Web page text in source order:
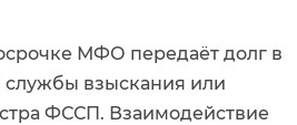
МФО передаёт долг в
службы взыскания или
ФССП. Взаимодействие